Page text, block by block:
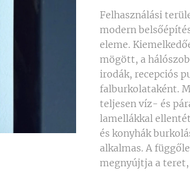
Felhasználási
modern
eleme.
mögött, a
irodák, recepciós
falburkolataként.
teljesen víz- és
lamellákkal
és konyhák
alkalmas. A
megnyújtja a